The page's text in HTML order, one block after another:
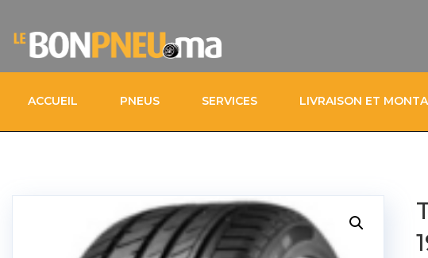
ACCUEIL PNEUS SERVICES LIVRAISON ET